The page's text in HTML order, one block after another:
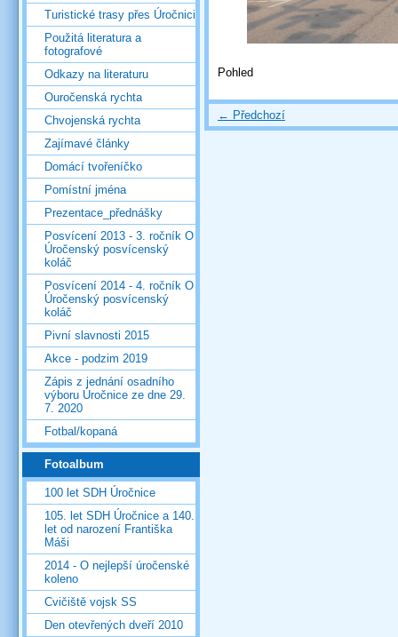
Pohled
← Předchozí
Turistické trasy přes Úročnici
Použitá literatura a
fotografové
Odkazy na literaturu
Ouročenská rychta
Chvojenská rychta
Zajímavé články
Domácí tvořeníčko
Pomístní jména
Prezentace_přednášky
Posvícení 2013 - 3. ročník O
Úročenský posvícenský
koláč
Posvícení 2014 - 4. ročník O
Úročenský posvícenský
koláč
Pivní slavnosti 2015
Akce - podzim 2019
Zápis z jednání osadního
výboru Úročnice ze dne 29.
7. 2020
Fotbal/kopaná
Fotoalbum
100 let SDH Úročnice
105. let SDH Úročnice a 140.
let od narození Františka
Máši
2014 - O nejlepší úročenské
koleno
Cvičiště vojsk SS
Den otevřených dveří 2010